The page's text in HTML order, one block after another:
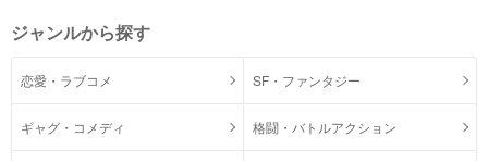
ジャンルから探す
恋愛・ラブコメ SF・ファンタジー
ギャグ・コメディ 格闘・バトルアクション